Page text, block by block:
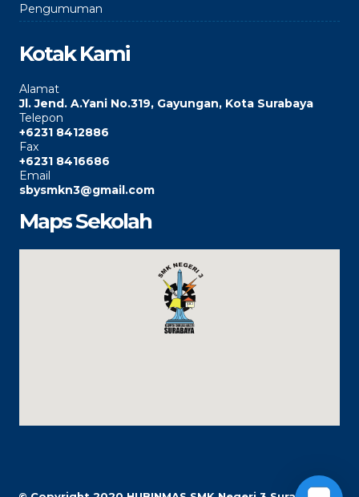
Pengumuman
Kotak Kami
Alamat
Jl. Jend. A.Yani No.319, Gayungan, Kota Surabaya
Telepon
+6231 8412886
Fax
+6231 8416686
Email
sbysmkn3@gmail.com
Maps Sekolah